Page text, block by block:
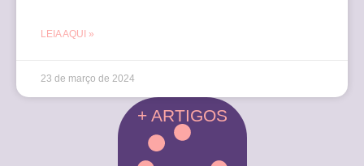
LEIA AQUI »
23 de março de 2024
+ ARTIGOS